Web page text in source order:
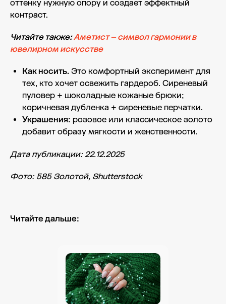
оттенку нужную опору и создает эффектный
контраст.
Читайте также:Аметист – символ гармонии в
ювелирном искусстве
Как носить. Это комфортный эксперимент для
тех, кто хочет освежить гардероб. Сиреневый
пуловер + шоколадные кожаные брюки;
коричневая дубленка + сиреневые перчатки.
Украшения: розовое или классическое золото
добавит образу мягкости и женственности.
Дата публикации: 22.12.2025
Фото: 585 Золотой, Shutterstock
Читайте дальше: